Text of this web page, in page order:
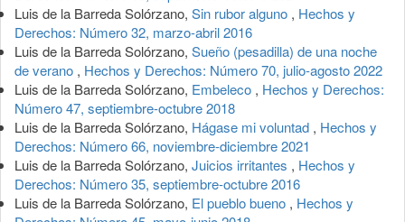
Luis de la Barreda Solórzano, Sin rubor alguno , Hechos y
Derechos: Número 32, marzo-abril 2016
Luis de la Barreda Solórzano, Sueño (pesadilla) de una noche
de verano , Hechos y Derechos: Número 70, julio-agosto 2022
Luis de la Barreda Solórzano, Embeleco , Hechos y Derechos:
Número 47, septiembre-octubre 2018
Luis de la Barreda Solórzano, Hágase mi voluntad , Hechos y
Derechos: Número 66, noviembre-diciembre 2021
Luis de la Barreda Solórzano, Juicios irritantes , Hechos y
Derechos: Número 35, septiembre-octubre 2016
Luis de la Barreda Solórzano, El pueblo bueno , Hechos y